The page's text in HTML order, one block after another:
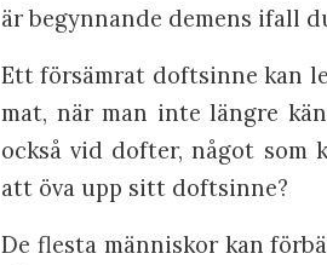
är begynnande demens ifall
Ett försämrat doftsinne kan
mat, när man inte längre
också vid dofter, något
att öva upp sitt doftsinne?
De flesta människor kan